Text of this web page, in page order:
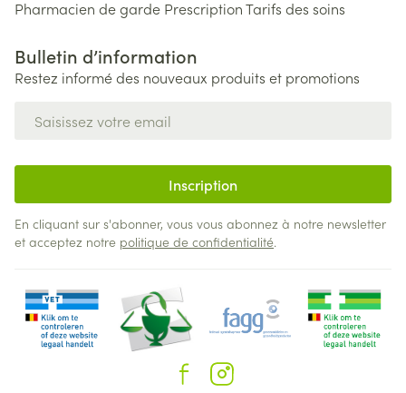
Pharmacien de garde PrescriptionTarifs des soins
Bulletin d’information
Restez informé des nouveaux produits et promotions
Inscription
En cliquant sur s'abonner, vous vous abonnez à notre newsletter
et acceptez notre politique de confidentialité.